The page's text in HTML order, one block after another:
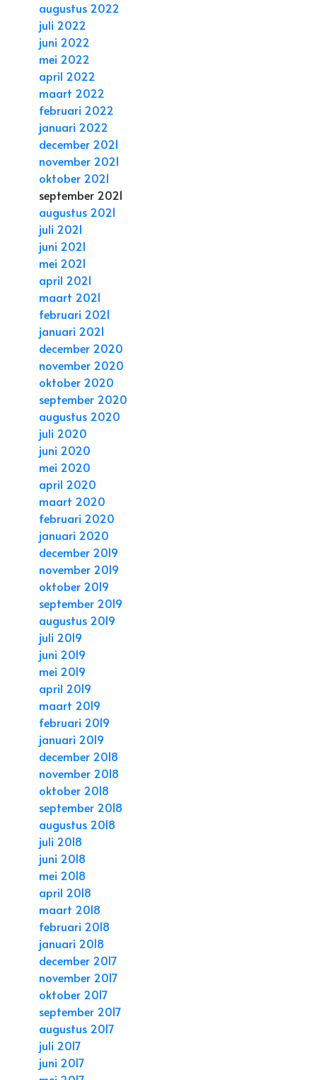
augustus 2022
juli 2022
juni 2022
mei 2022
april 2022
maart 2022
februari 2022
januari 2022
december 2021
november 2021
oktober 2021
september 2021
augustus 2021
juli 2021
juni 2021
mei 2021
april 2021
maart 2021
februari 2021
januari 2021
december 2020
november 2020
oktober 2020
september 2020
augustus 2020
juli 2020
juni 2020
mei 2020
april 2020
maart 2020
februari 2020
januari 2020
december 2019
november 2019
oktober 2019
september 2019
augustus 2019
juli 2019
juni 2019
mei 2019
april 2019
maart 2019
februari 2019
januari 2019
december 2018
november 2018
oktober 2018
september 2018
augustus 2018
juli 2018
juni 2018
mei 2018
april 2018
maart 2018
februari 2018
januari 2018
december 2017
november 2017
oktober 2017
september 2017
augustus 2017
juli 2017
juni 2017